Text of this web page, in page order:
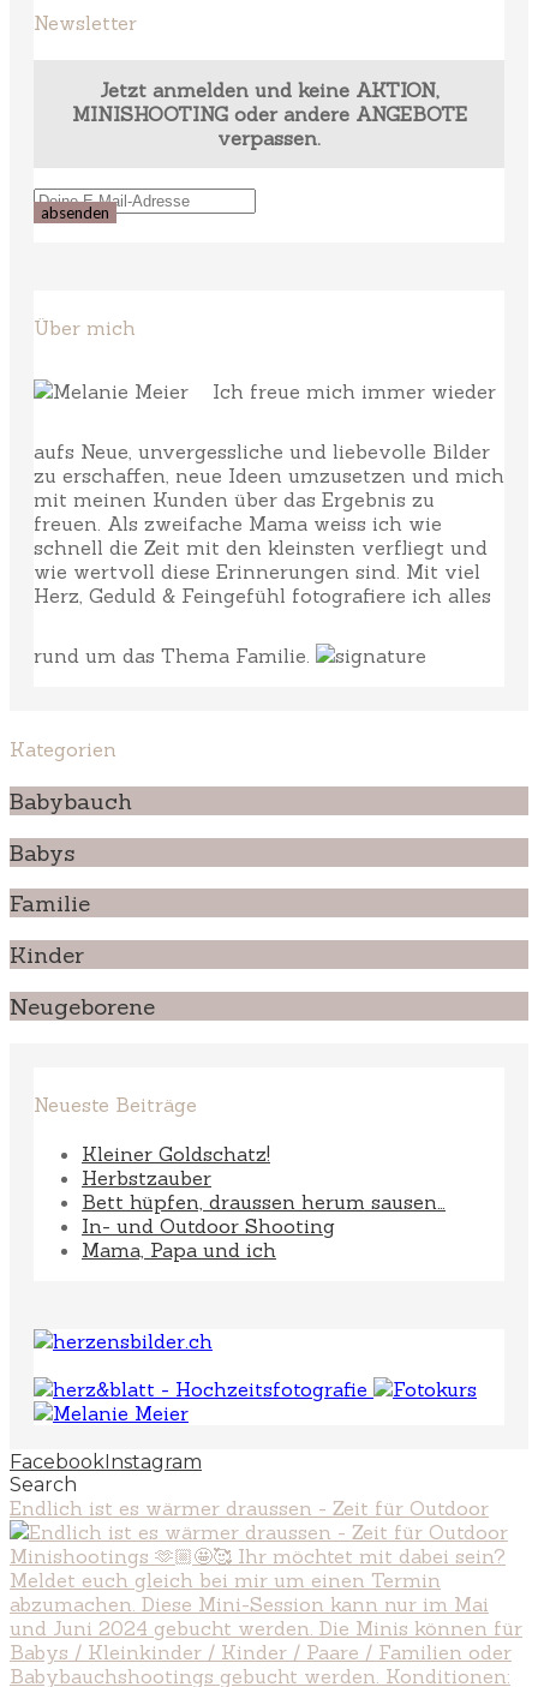
Newsletter
Jetzt anmelden und keine AKTION,
MINISHOOTING oder andere ANGEBOTE
verpassen.
Über mich
Ich freue mich immer wieder
aufs Neue, unvergessliche und liebevolle Bilder
zu erschaffen, neue Ideen umzusetzen und mich
mit meinen Kunden über das Ergebnis zu
freuen. Als zweifache Mama weiss ich wie
schnell die Zeit mit den kleinsten verfliegt und
wie wertvoll diese Erinnerungen sind. Mit viel
Herz, Geduld & Feingefühl fotografiere ich alles
rund um das Thema Familie.
Kategorien
Babybauch
Babys
Familie
Kinder
Neugeborene
Neueste Beiträge
Kleiner Goldschatz!
Herbstzauber
Bett hüpfen, draussen herum sausen…
In- und Outdoor Shooting
Mama, Papa und ich
FacebookInstagram
Search
Endlich ist es wärmer draussen - Zeit für Outdoor